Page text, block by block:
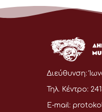
Διεύθυνση:
Τηλ. Κέντρο:
E-mail: